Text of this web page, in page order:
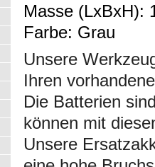
Masse (LxBxH):
Farbe: Grau
Unsere
Ihren
Die Batterien
können mit
Unsere